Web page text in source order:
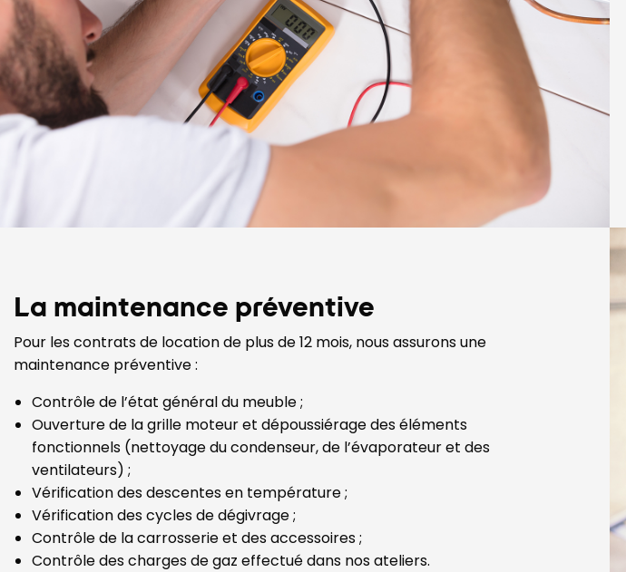
La maintenance préventive
Pour les contrats de location de plus de 12 mois, nous assurons une
maintenance préventive :
Contrôle de l’état général du meuble ;
Ouverture de la grille moteur et dépoussiérage des éléments
fonctionnels (nettoyage du condenseur, de l’évaporateur et des
ventilateurs) ;
Vérification des descentes en température ;
Vérification des cycles de dégivrage ;
Contrôle de la carrosserie et des accessoires ;
Contrôle des charges de gaz effectué dans nos ateliers.